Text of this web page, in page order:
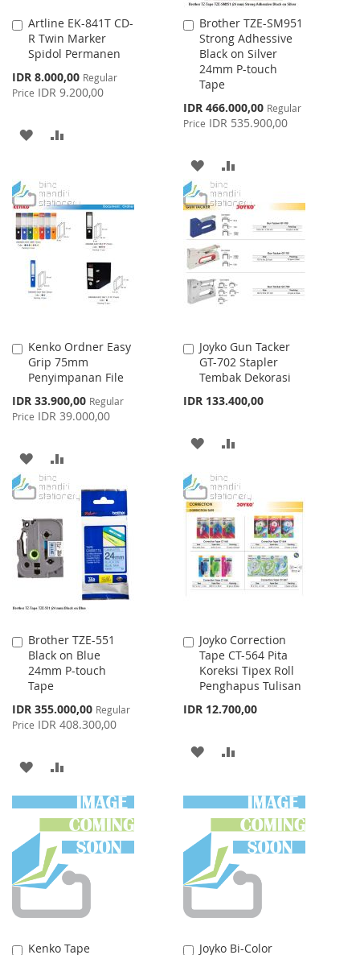
Artline EK-841T CD-
R Twin Marker
Spidol Permanen
Special
Price
IDR 8.000,00 Regular
Price IDR 9.200,00
Add
to
Cart
ADD
WISH
LIST
COMPARE
Brother TZE-SM951
Strong Adhessive
Black on Silver
24mm P-touch
Tape
Special
Price
IDR 466.000,00 Regular
Price IDR 535.900,00
Add
to
Cart
ADD
TO
WISH
LIST
TO
COMPARE
Kenko Ordner Easy
Grip 75mm
Penyimpanan File
Special
Price
IDR 33.900,00 Regular
Price IDR 39.000,00
Add
to
Cart
ADD
TO
LIST
TO
COMPARE
Joyko Gun Tacker
GT-702 Stapler
Tembak Dekorasi
IDR 133.400,00
Add
to
Cart
ADD
WISH
LIST
COMPARE
Brother TZE-551
Black on Blue
24mm P-touch
Tape
Special
Price
IDR 355.000,00 Regular
Price IDR 408.300,00
Add
to
Cart
ADD
TO
WISH
LIST
TO
COMPARE
Joyko Correction
Tape CT-564 Pita
Koreksi Tipex Roll
Penghapus Tulisan
IDR 12.700,00
Add
to
Cart
ADD
WISH
LIST
COMPARE
Kenko Tape
Add Joyko Bi-Color
Add